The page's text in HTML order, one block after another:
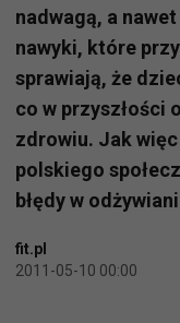
nadwagą, a
nawyki, które
sprawiają, że
co w przyszłości
zdrowiu. Jak
polskiego
błędy w
fit.pl
2011-05-10 00:00